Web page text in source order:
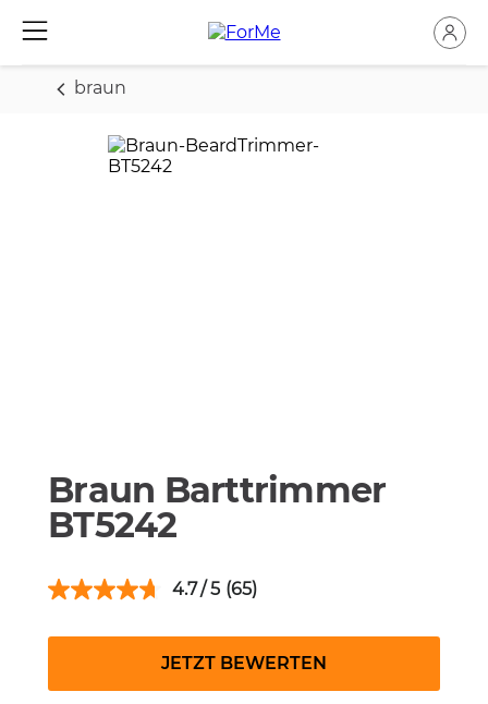
braun
Braun Barttrimmer
BT5242
4.7 (65)
JETZT BEWERTEN